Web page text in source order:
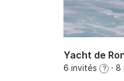
Yacht de
6 invités ? ·